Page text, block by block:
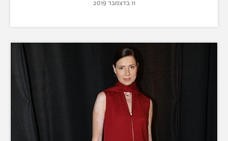
11 בדצמבר 2019